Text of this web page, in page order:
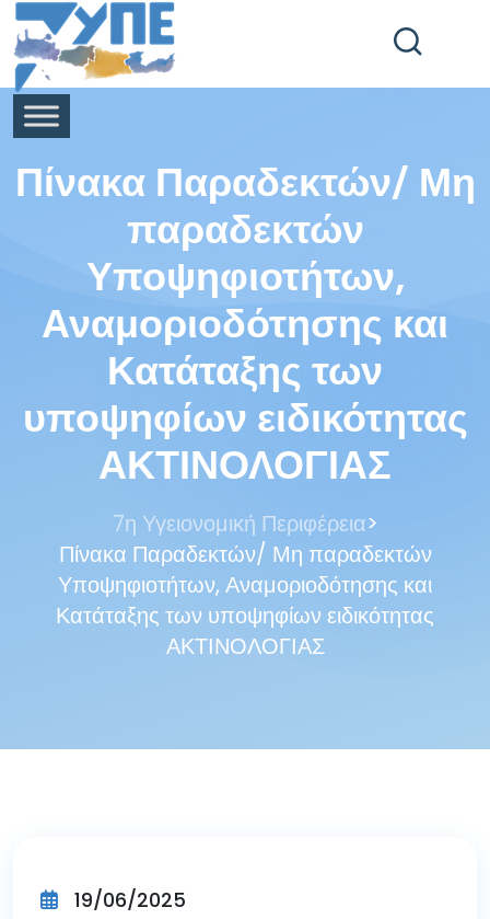
End Header Section -->
Πίνακα Παραδεκτών/ Μη
παραδεκτών
Υποψηφιοτήτων,
Αναμοριοδότησης και
Κατάταξης των
υποψηφίων ειδικότητας
ΑΚΤΙΝΟΛΟΓΙΑΣ
7η Υγειονομική Περιφέρεια>
Πίνακα Παραδεκτών/ Μη παραδεκτών
Υποψηφιοτήτων, Αναμοριοδότησης και
Κατάταξης των υποψηφίων ειδικότητας
ΑΚΤΙΝΟΛΟΓΙΑΣ
19/06/2025